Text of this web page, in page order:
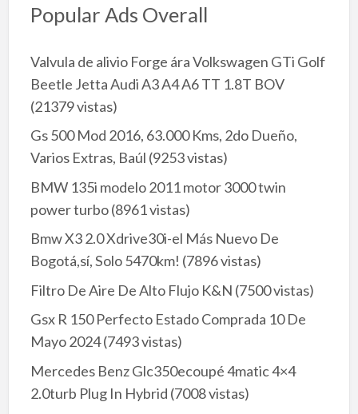
Popular Ads Overall
Valvula de alivio Forge ára Volkswagen GTi Golf
Beetle Jetta Audi A3 A4 A6 TT 1.8T BOV
(21379 vistas)
Gs 500 Mod 2016, 63.000 Kms, 2do Dueño,
Varios Extras, Baúl (9253 vistas)
BMW 135i modelo 2011 motor 3000 twin
power turbo(8961 vistas)
Bmw X3 2.0 Xdrive30i-el Más Nuevo De
Bogotá,sí, Solo 5470km! (7896 vistas)
Filtro De Aire De Alto Flujo K&N (7500 vistas)
Gsx R 150 Perfecto Estado Comprada 10 De
Mayo 2024(7493 vistas)
Mercedes Benz Glc350ecoupé 4matic 4×4
2.0turb Plug In Hybrid (7008 vistas)